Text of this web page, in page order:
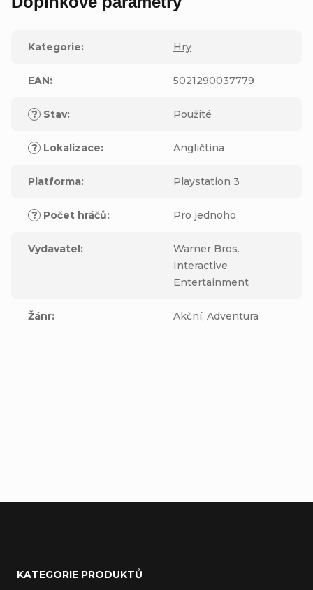
Kategorie: Hry
EAN: 5021290037779
? Stav: Použité
? Lokalizace: Angličtina
Platforma: Playstation 3
? Počet hráčů: Pro jednoho
Vydavatel:
Warner Bros.
Interactive
Entertainment
Žánr: Akční, Adventura
KATEGORIE PRODUKTŮ